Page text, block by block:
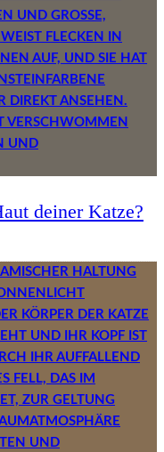
deiner Katze?